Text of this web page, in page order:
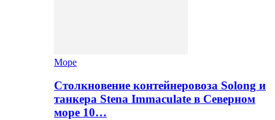
Море
Столкновение контейнеровоза Solong и
танкера Stena Immaculate в Северном
море 10…